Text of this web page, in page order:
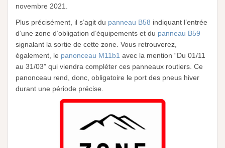
novembre 2021.
Plus précisément, il s’agit du panneau B58 indiquant l’entrée
d’une zone d’obligation d’équipements et du panneau B59
signalant la sortie de cette zone. Vous retrouverez,
également, le panonceau M11b1 avec la mention “Du 01/11
au 31/03” qui viendra compléter ces panneaux routiers. Ce
panonceau rend, donc, obligatoire le port des pneus hiver
durant une période précise.